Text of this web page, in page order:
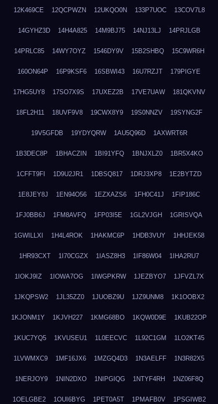
12K469CE 12QCPWZN 12UKQO0N 133P7UOC 13COV7L8
14GYHZ3D 14H4A825 14M9BJ75 14NJ13LJ 14PRJLGB
14PRLC85 14WY7OYZ 1546DY9V 15B2SHBQ 15C9WR6H
160ON64P 16P9KSF6 16SBWI43 16U7RZJT 179PIGYE
17HG5UY8 17SO7X9S 17UXEZ2B 17VE7UAW 181QKVNV
18FL2H11 18UVF9V8 19CWX8Y9 19S0NNZV 19SYNG2F
19V5GFDB 19YDYQRW 1AU5Q96D 1AXWRT6R
1B3DEC8P 1BHACZIN 1BI91YFQ 1BNJXLZ0 1BR5X4KO
1CFFT9FI 1D9U2JR1 1DBSQ817 1DRJ3XP8 1E2BYTZD
1E8JEY8J 1EN94O56 1EZXAZS6 1FH0C41J 1FIP186C
1FJ0BB6J 1FM8AVFQ 1FP03I5E 1GL2VJGH 1GRISVQA
1GWILLXI 1H4L4ROK 1HAKMC6P 1HDB3VUY 1HHJEK58
1HR93CXT 1I70CGZX 1IASZ8H3 1IF86W04 1IHA2RU7
1IOKJ9IZ 1IOWA7OG 1IWGPKRW 1JEZBYO7 1JFVZL7X
1JKQPSW2 1JL35ZZ0 1JUOBZ9U 1JZ9UNM8 1K1OOBX2
1KJONM1Y 1KJVH227 1KMG68BO 1KQW0D9E 1KUB22OP
1KUC7YQ5 1KVUSEU1 1L0EECVC 1L92C1GM 1LO2KT45
1LVWMXC9 1MF16JX6 1MZGQ4D3 1N3AELFF 1N3R82X5
1NERJOY9 1NIN2DXO 1NIPGIQG 1NTYF4RH 1NZ06F8Q
1OELGBE2 1OUI6BYG 1PET0A5T 1PMAFB0V 1PSGIWB2